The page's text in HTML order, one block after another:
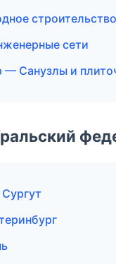
строительство
сети
— Санузлы и